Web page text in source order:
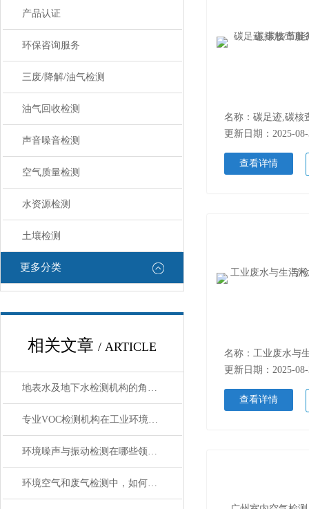
产品认证
环保咨询服务
三废/降解/油气检测
油气回收检测
声音噪音检测
空气质量检测
水资源检测
土壤检测
更多分类
相关文章 / ARTICLE
地表水及地下水检测机构的角色与重要性
专业VOC检测机构在工业环境中的作用
环境噪声与振动检测在哪些领域有应用？
环境空气和废气检测中，如何处理和分析检测数据？
更新日期：2025-
查看详情
更新日期：2025-
查看详情